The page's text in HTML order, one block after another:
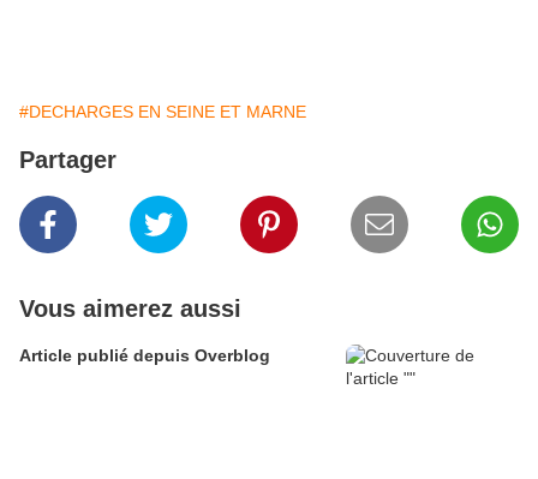
#DECHARGES EN SEINE ET MARNE
Partager
Vous aimerez aussi
Article publié depuis Overblog